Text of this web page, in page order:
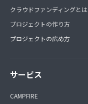
クラウドファンディングとは
プロジェクトの作り方
プロジェクトの広め方
サービス
CAMPFIRE